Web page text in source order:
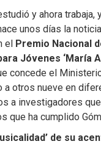
y ahora trabaja,
unos días la
el Premio Nacional
Jóvenes ‘María
concede el
a otros nueve en
a investigadores
que ha cumplido
de su